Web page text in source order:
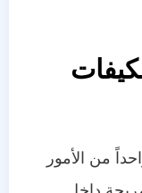
من الأمور